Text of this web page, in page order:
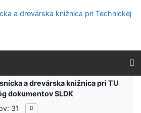
prístupnosti
a drevárska knižnica pri TU
dokumentov SLDK
31